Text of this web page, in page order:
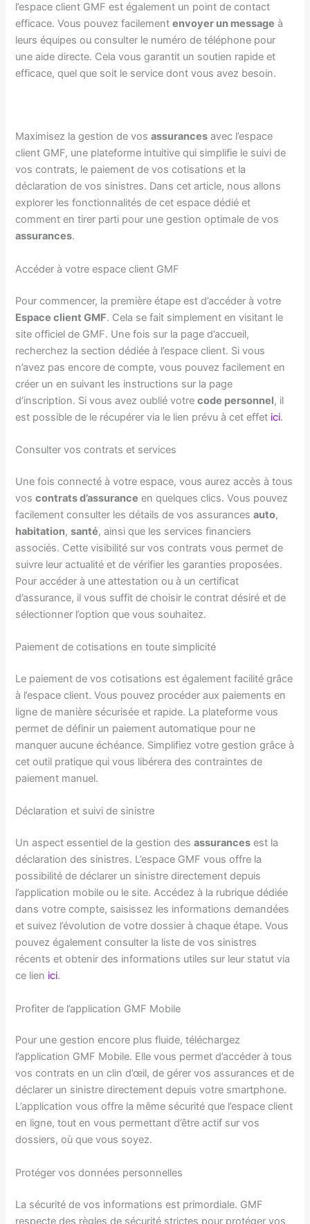
l’espace client GMF est également un point de contact
efficace. Vous pouvez facilementenvoyer un message à
leurs équipes ou consulter le numéro de téléphone pour
une aide directe. Cela vous garantit un soutien rapide et
efficace, quel que soit le service dont vous avez besoin.
Maximisez la gestion de vosassurances avec l’espace
client GMF, une plateforme intuitive qui simplifie le suivi de
vos contrats, le paiement de vos cotisations et la
déclaration de vos sinistres. Dans cet article, nous allons
explorer les fonctionnalités de cet espace dédié et
comment en tirer parti pour une gestion optimale de vos
assurances.
Accéder à votre espace client GMF
Pour commencer, la première étape est d’accéder à votre
Espace client GMF. Cela se fait simplement en visitant le
site officiel de GMF. Une fois sur la page d’accueil,
recherchez la section dédiée à l’espace client. Si vous
n’avez pas encore de compte, vous pouvez facilement en
créer un en suivant les instructions sur la page
d’inscription. Si vous avez oublié votrecode personnel, il
est possible de le récupérer via le lien prévu à cet effet ici.
Consulter vos contrats et services
Une fois connecté à votre espace, vous aurez accès à tous
voscontrats d’assurance en quelques clics. Vous pouvez
facilement consulter les détails de vos assurancesauto,
habitation,santé, ainsi que les services financiers
associés. Cette visibilité sur vos contrats vous permet de
suivre leur actualité et de vérifier les garanties proposées.
Pour accéder à une attestation ou à un certificat
d’assurance, il vous suffit de choisir le contrat désiré et de
sélectionner l’option que vous souhaitez.
Paiement de cotisations en toute simplicité
Le paiement de vos cotisations est également facilité grâce
à l’espace client. Vous pouvez procéder aux paiements en
ligne de manière sécurisée et rapide. La plateforme vous
permet de définir un paiement automatique pour ne
manquer aucune échéance. Simplifiez votre gestion grâce à
cet outil pratique qui vous libérera des contraintes de
paiement manuel.
Déclaration et suivi de sinistre
Un aspect essentiel de la gestion desassurances est la
déclaration des sinistres. L’espace GMF vous offre la
possibilité de déclarer un sinistre directement depuis
l’application mobile ou le site. Accédez à la rubrique dédiée
dans votre compte, saisissez les informations demandées
et suivez l’évolution de votre dossier à chaque étape. Vous
pouvez également consulter la liste de vos sinistres
récents et obtenir des informations utiles sur leur statut via
ce lien ici.
Profiter de l’application GMF Mobile
Pour une gestion encore plus fluide, téléchargez
l’application GMF Mobile. Elle vous permet d’accéder à tous
vos contrats en un clin d’œil, de gérer vos assurances et de
déclarer un sinistre directement depuis votre smartphone.
L’application vous offre la même sécurité que l’espace client
en ligne, tout en vous permettant d’être actif sur vos
dossiers, où que vous soyez.
Protéger vos données personnelles
La sécurité de vos informations est primordiale. GMF
respecte des règles de sécurité strictes pour protéger vos